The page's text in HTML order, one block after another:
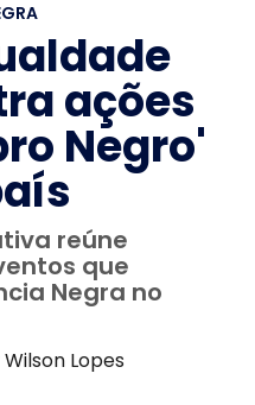
ações
Negro'
reúne
que
Negra no
Wilson Lopes